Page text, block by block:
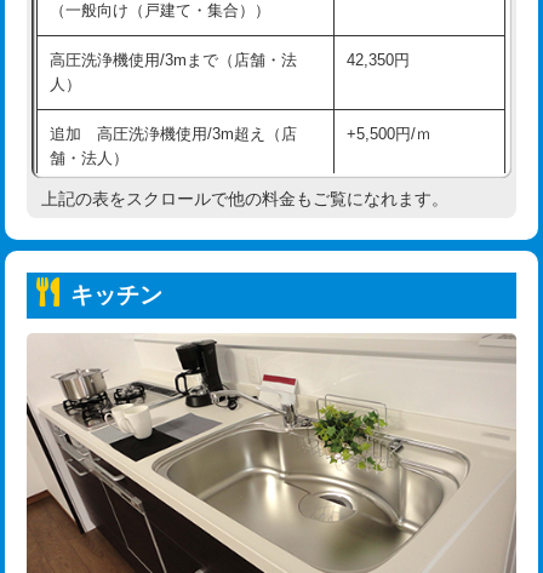
持込商品取付（単水栓） 13,200円
持込商品取付（混合水栓）
持込商品取付（浄水器・分岐水栓） 16,500円
持込商品取付（温水洗浄便座） 22,000円
持込商品取付（普通便座⇔温水洗浄便
22,000円
給水管工事※（ホール加工)
給水管工事※（バンド止め) 3,300円
給水管工事※（支持金具設置) 5,500円
給水管工事※（保温材使用（バンド止
め込み）)
5,500円
給水管工事※（土の掘削・埋め戻し作
11,000円
（一般向け（戸建て・集合））
高圧洗浄機使用/3mまで（店舗・法
人）
42,350円
追加 高圧洗浄機使用/3m超え（店
舗・法人）
+5,500円/ｍ
高度高圧洗浄換 現地調査
トーラー機使用/3mまで
追加トーラー機使用/3m超え +3,300円
カメラ調査 33,000円
桝清掃 8,800円
止水・漏水調査・防水処理・清掃・修
理・調整・分解・加工など（軽作業）
11,000円
上記の表をスクロールで他の料金もご覧になれます。
キッチン